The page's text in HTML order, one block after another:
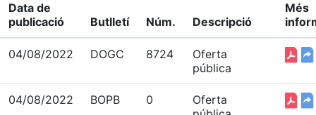
Data de
publicació
Butlletí Núm. Descripció
Més
04/08/2022 DOGC 8724
Oferta
pública
04/08/2022 BOPB 0
Oferta